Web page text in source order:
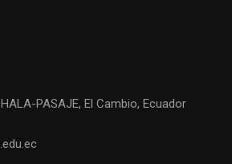
PASAJE, El Cambio, Ecuador